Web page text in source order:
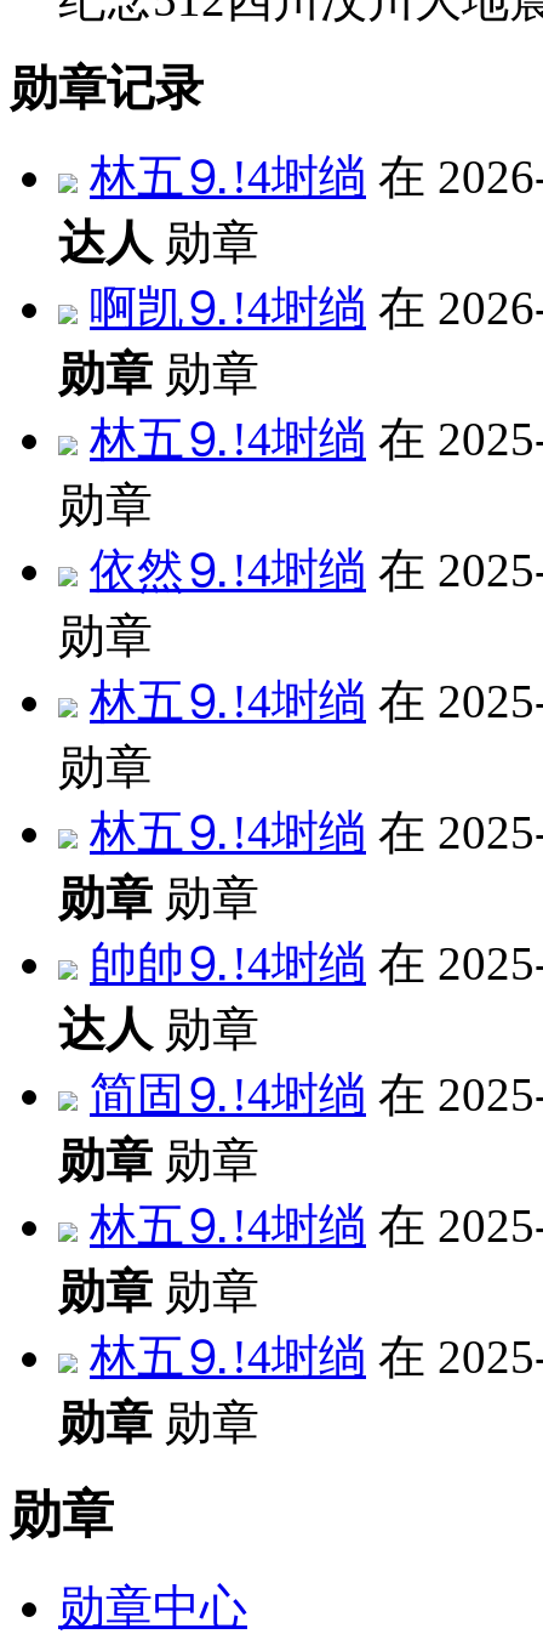
勋章记录
林五⒐!4埘绱 在
达人 勋章
啊凯⒐!4埘绱 在
勋章 勋章
林五⒐!4埘绱 在
勋章
依然⒐!4埘绱 在
勋章
林五⒐!4埘绱 在
勋章
林五⒐!4埘绱 在
勋章 勋章
帥帥⒐!4埘绱 在
达人 勋章
简固⒐!4埘绱 在
勋章 勋章
林五⒐!4埘绱 在
勋章 勋章
林五⒐!4埘绱 在
勋章 勋章
勋章
勋章中心